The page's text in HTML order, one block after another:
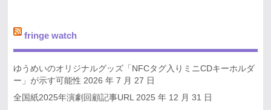
fringe watch
ゆうめいのオリジナルグッズ「NFCタグ入りミニCDキーホルダ
ー」が示す可能性 2026 年 7 月 27 日
全国紙2025年演劇回顧記事URL 2025 年 12 月 31 日